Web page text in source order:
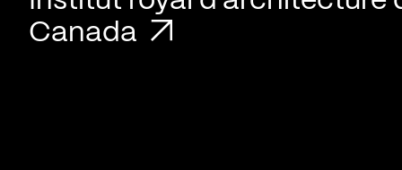
Canada